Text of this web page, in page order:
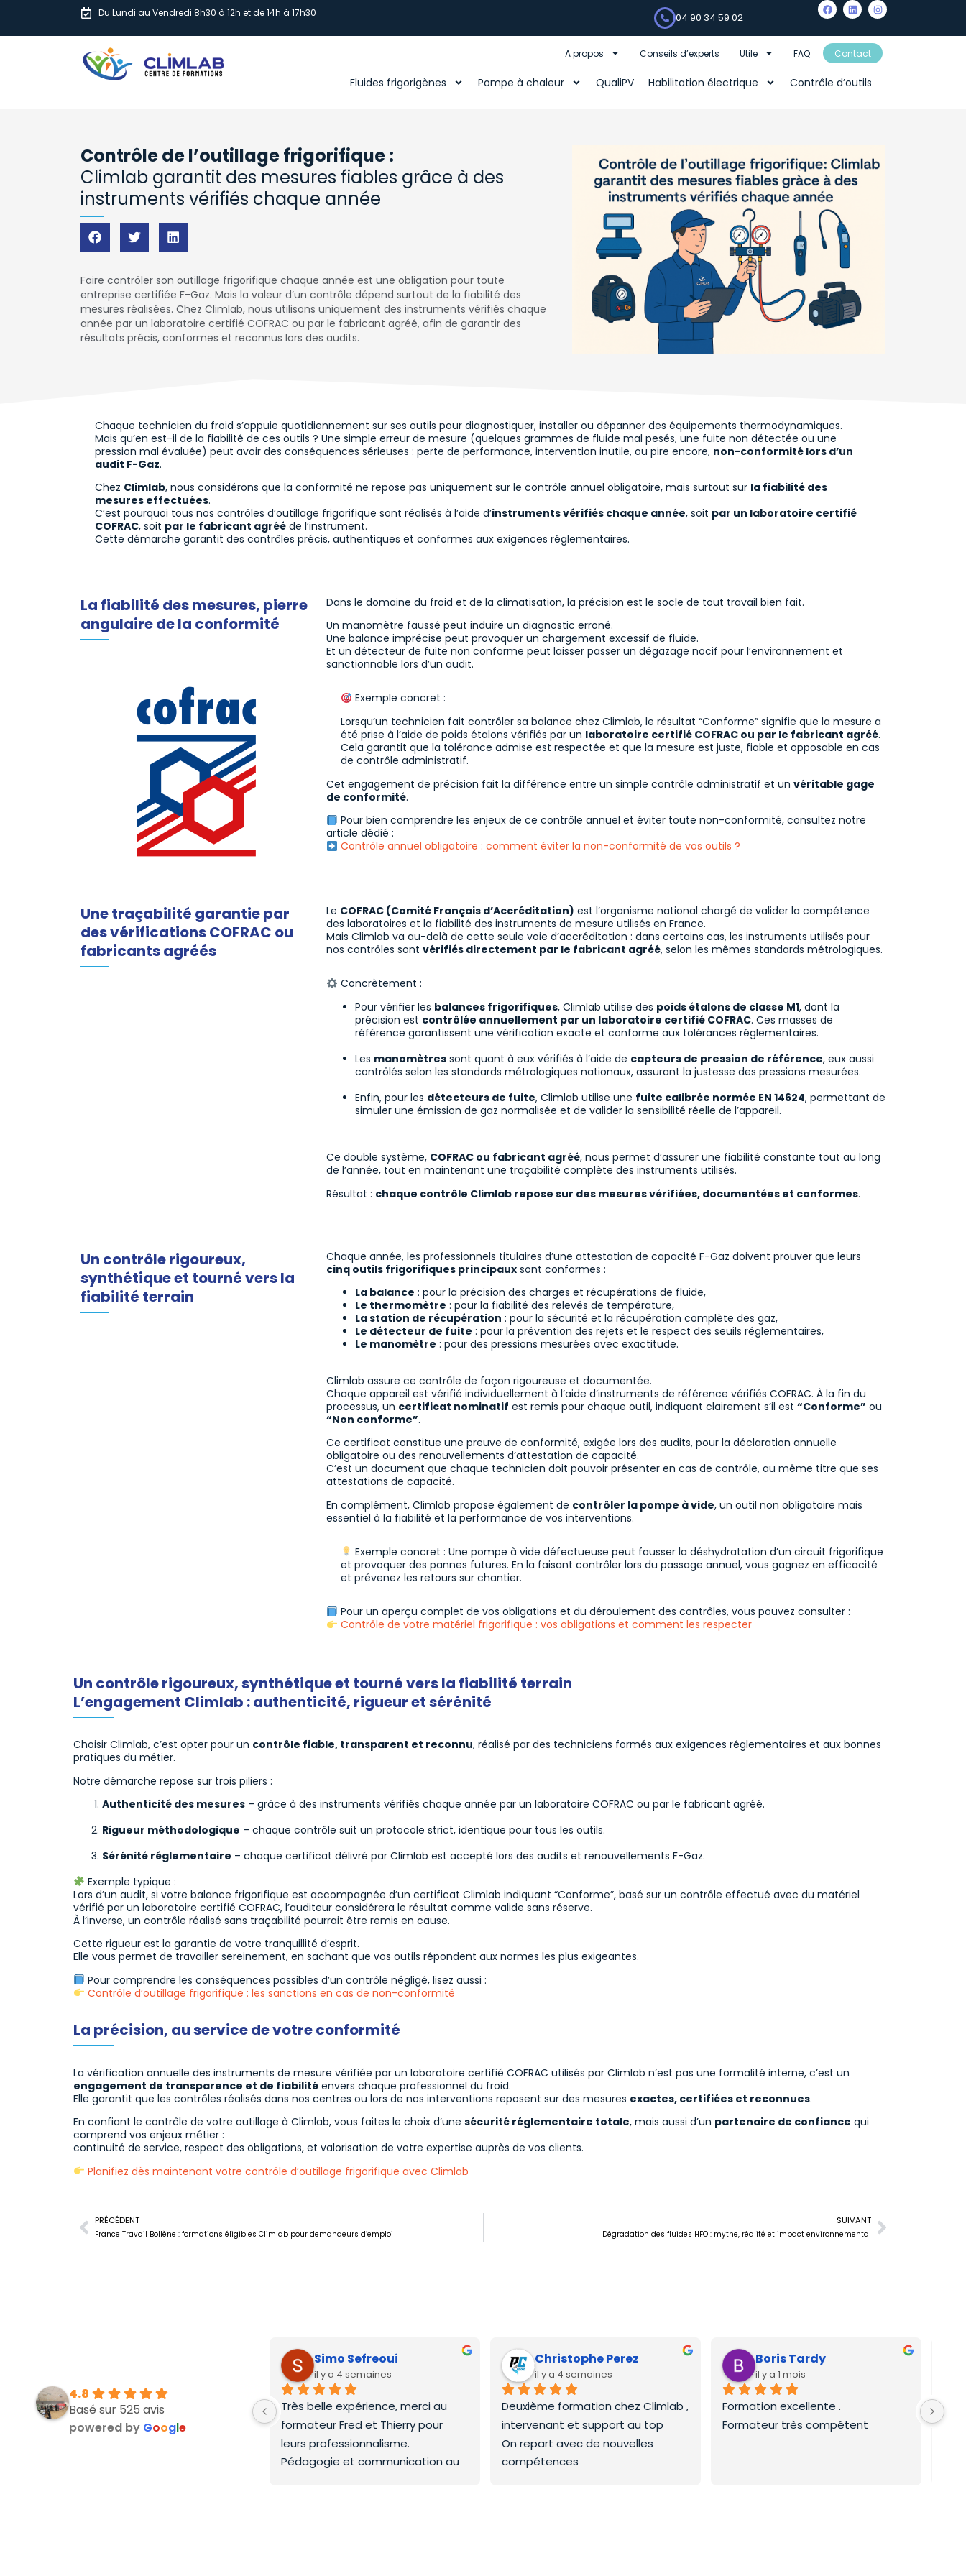
Du Lundi au Vendredi 8h30 à 12h et de 14h à 17h30 04 90 34 59 02
A propos Conseils d’experts Utile FAQ Contact
Fluides frigorigènes Pompe à chaleur QualiPV Habilitation électrique Contrôle d’outils
Contrôle de l’outillage frigorifique :
Climlab garantit des mesures fiables grâce à des
instruments vérifiés chaque année
Faire contrôler son outillage frigorifique chaque année est une obligation pour toute
entreprise certifiée F-Gaz. Mais la valeur d’un contrôle dépend surtout de la fiabilité des
mesures réalisées. Chez Climlab, nous utilisons uniquement des instruments vérifiés chaque
année par un laboratoire certifié COFRAC ou par le fabricant agréé, afin de garantir des
résultats précis, conformes et reconnus lors des audits.
Chaque technicien du froid s’appuie quotidiennement sur ses outils pour diagnostiquer, installer ou dépanner des équipements thermodynamiques.
Mais qu’en est-il de la fiabilité de ces outils ? Une simple erreur de mesure (quelques grammes de fluide mal pesés, une fuite non détectée ou une
pression mal évaluée) peut avoir des conséquences sérieuses : perte de performance, intervention inutile, ou pire encore, non-conformité lors d’un
audit F-Gaz.
Chez Climlab, nous considérons que la conformité ne repose pas uniquement sur le contrôle annuel obligatoire, mais surtout sur la fiabilité des
mesures effectuées.
C’est pourquoi tous nos contrôles d’outillage frigorifique sont réalisés à l’aide d’instruments vérifiés chaque année, soit par un laboratoire certifié
COFRAC, soit par le fabricant agréé de l’instrument.
Cette démarche garantit des contrôles précis, authentiques et conformes aux exigences réglementaires.
La fiabilité des mesures, pierre
angulaire de la conformité
Dans le domaine du froid et de la climatisation, la précision est le socle de tout travail bien fait.
Un manomètre faussé peut induire un diagnostic erroné.
Une balance imprécise peut provoquer un chargement excessif de fluide.
Et un détecteur de fuite non conforme peut laisser passer un dégazage nocif pour l’environnement et
sanctionnable lors d’un audit.
Exemple concret :
Lorsqu’un technicien fait contrôler sa balance chez Climlab, le résultat “Conforme” signifie que la mesure a
été prise à l’aide de poids étalons vérifiés par un laboratoire certifié COFRAC ou par le fabricant agréé.
Cela garantit que la tolérance admise est respectée et que la mesure est juste, fiable et opposable en cas
de contrôle administratif.
Cet engagement de précision fait la différence entre un simple contrôle administratif et un véritable gage
de conformité.
Pour bien comprendre les enjeux de ce contrôle annuel et éviter toute non-conformité, consultez notre
article dédié :
Contrôle annuel obligatoire : comment éviter la non-conformité de vos outils ?
Une traçabilité garantie par
des vérifications COFRAC ou
fabricants agréés
Le COFRAC (Comité Français d’Accréditation) est l’organisme national chargé de valider la compétence
des laboratoires et la fiabilité des instruments de mesure utilisés en France.
Mais Climlab va au-delà de cette seule voie d’accréditation : dans certains cas, les instruments utilisés pour
nos contrôles sont vérifiés directement par le fabricant agréé, selon les mêmes standards métrologiques.
Concrètement :
Pour vérifier les balances frigorifiques, Climlab utilise des poids étalons de classe M1, dont la
précision est contrôlée annuellement par un laboratoire certifié COFRAC. Ces masses de
référence garantissent une vérification exacte et conforme aux tolérances réglementaires.
Les manomètres sont quant à eux vérifiés à l’aide de capteurs de pression de référence, eux aussi
contrôlés selon les standards métrologiques nationaux, assurant la justesse des pressions mesurées.
Enfin, pour les détecteurs de fuite, Climlab utilise une fuite calibrée normée EN 14624, permettant de
simuler une émission de gaz normalisée et de valider la sensibilité réelle de l’appareil.
Ce double système, COFRAC ou fabricant agréé, nous permet d’assurer une fiabilité constante tout au long
de l’année, tout en maintenant une traçabilité complète des instruments utilisés.
Résultat : chaque contrôle Climlab repose sur des mesures vérifiées, documentées et conformes.
Un contrôle rigoureux,
synthétique et tourné vers la
fiabilité terrain
Chaque année, les professionnels titulaires d’une attestation de capacité F-Gaz doivent prouver que leurs
cinq outils frigorifiques principaux sont conformes :
La balance : pour la précision des charges et récupérations de fluide,
Le thermomètre : pour la fiabilité des relevés de température,
La station de récupération : pour la sécurité et la récupération complète des gaz,
Le détecteur de fuite : pour la prévention des rejets et le respect des seuils réglementaires,
Le manomètre : pour des pressions mesurées avec exactitude.
Climlab assure ce contrôle de façon rigoureuse et documentée.
Chaque appareil est vérifié individuellement à l’aide d’instruments de référence vérifiés COFRAC. À la fin du
processus, un certificat nominatif est remis pour chaque outil, indiquant clairement s’il est “Conforme” ou
“Non conforme”.
Ce certificat constitue une preuve de conformité, exigée lors des audits, pour la déclaration annuelle
obligatoire ou des renouvellements d’attestation de capacité.
C’est un document que chaque technicien doit pouvoir présenter en cas de contrôle, au même titre que ses
attestations de capacité.
En complément, Climlab propose également de contrôler la pompe à vide, un outil non obligatoire mais
essentiel à la fiabilité et la performance de vos interventions.
Exemple concret : Une pompe à vide défectueuse peut fausser la déshydratation d’un circuit frigorifique
et provoquer des pannes futures. En la faisant contrôler lors du passage annuel, vous gagnez en efficacité
et prévenez les retours sur chantier.
Pour un aperçu complet de vos obligations et du déroulement des contrôles, vous pouvez consulter :
Contrôle de votre matériel frigorifique : vos obligations et comment les respecter
Un contrôle rigoureux, synthétique et tourné vers la fiabilité terrain
L’engagement Climlab : authenticité, rigueur et sérénité
Choisir Climlab, c’est opter pour un contrôle fiable, transparent et reconnu, réalisé par des techniciens formés aux exigences réglementaires et aux bonnes
pratiques du métier.
Notre démarche repose sur trois piliers :
Authenticité des mesures – grâce à des instruments vérifiés chaque année par un laboratoire COFRAC ou par le fabricant agréé.
Rigueur méthodologique – chaque contrôle suit un protocole strict, identique pour tous les outils.
Sérénité réglementaire – chaque certificat délivré par Climlab est accepté lors des audits et renouvellements F-Gaz.
Exemple typique :
Lors d’un audit, si votre balance frigorifique est accompagnée d’un certificat Climlab indiquant “Conforme”, basé sur un contrôle effectué avec du matériel
vérifié par un laboratoire certifié COFRAC, l’auditeur considérera le résultat comme valide sans réserve.
À l’inverse, un contrôle réalisé sans traçabilité pourrait être remis en cause.
Cette rigueur est la garantie de votre tranquillité d’esprit.
Elle vous permet de travailler sereinement, en sachant que vos outils répondent aux normes les plus exigeantes.
Pour comprendre les conséquences possibles d’un contrôle négligé, lisez aussi :
Contrôle d’outillage frigorifique : les sanctions en cas de non-conformité
La précision, au service de votre conformité
La vérification annuelle des instruments de mesure vérifiée par un laboratoire certifié COFRAC utilisés par Climlab n’est pas une formalité interne, c’est un
engagement de transparence et de fiabilité envers chaque professionnel du froid.
Elle garantit que les contrôles réalisés dans nos centres ou lors de nos interventions reposent sur des mesures exactes, certifiées et reconnues.
En confiant le contrôle de votre outillage à Climlab, vous faites le choix d’une sécurité réglementaire totale, mais aussi d’un partenaire de confiance qui
comprend vos enjeux métier :
continuité de service, respect des obligations, et valorisation de votre expertise auprès de vos clients.
Planifiez dès maintenant votre contrôle d’outillage frigorifique avec Climlab
PRÉCÉDENT
France Travail Bollène : formations éligibles Climlab pour demandeurs d’emploi
SUIVANT
Dégradation des fluides HFO : mythe, réalité et impact environnemental
4.8
Basé sur 525 avis
powered by Google
Simo Sefreoui
il y a 4 semaines
Très belle expérience, merci au
formateur Fred et Thierry pour
leurs professionnalisme.
Pédagogie et communication au
Christophe Perez
il y a 4 semaines
Deuxième formation chez Climlab ,
intervenant et support au top
On repart avec de nouvelles
compétences
Boris Tardy
il y a 1 mois
Formation excellente .
Formateur très compétent